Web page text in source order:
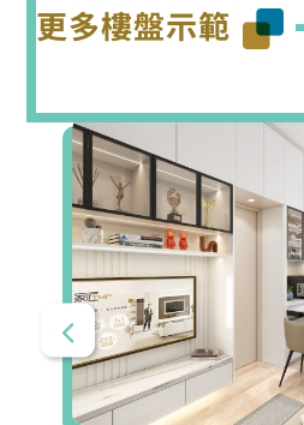
更多樓盤示範